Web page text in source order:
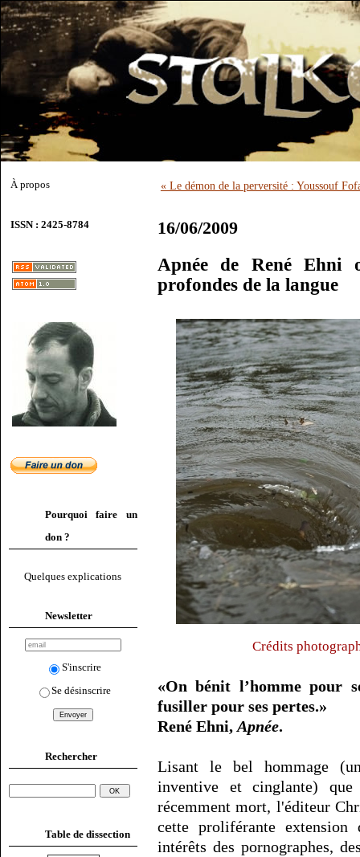
À propos
ISSN : 2425-8784
Pourquoi faire un
don ?
Quelques explications
Newsletter
S'inscrire
Se désinscrire
Rechercher
Table de dissection
« Le démon de la perversité : Youssouf
16/06/2009
Apnée de René Ehni
profondes de la langue
Crédits
«On bénit l’homme pour
fusiller pour ses pertes.»
René Ehni, Apnée.
Lisant le bel hommage
inventive et cinglante)
récemment mort, l'éditeur
cette proliférante
intérêts des pornographes,